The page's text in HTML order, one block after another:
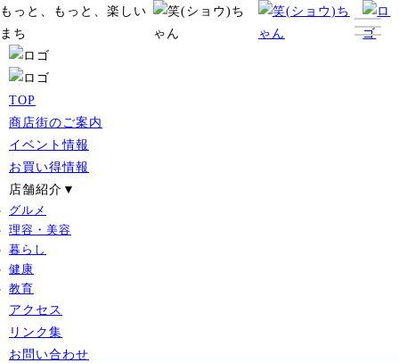
もっと、もっと、楽しい
まち
TOP
商店街のご案内
イベント情報
お買い得情報
店舗紹介▼
グルメ
理容・美容
暮らし
健康
教育
アクセス
リンク集
お問い合わせ